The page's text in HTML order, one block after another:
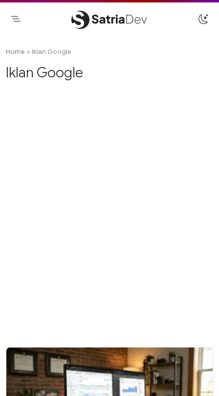
Skip
Home » Iklan Google
Iklan Google